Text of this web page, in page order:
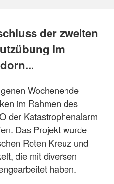
der zweiten
im
Wochenende
im Rahmen des
der Katastrophenalarm
Das Projekt wurde
Roten Kreuz und
die mit diversen
haben.